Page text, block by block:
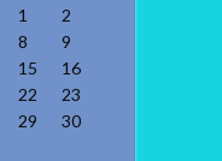
1
2
8
9
15
16
22
23
29
30